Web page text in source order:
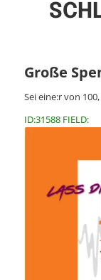
Große
Sei eine:r von
ID:31588 FIELD: